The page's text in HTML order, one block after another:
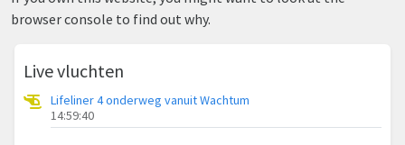
browser console to find out why.
Live vluchten
Lifeliner 4 onderweg vanuit Wachtum
14:59:40